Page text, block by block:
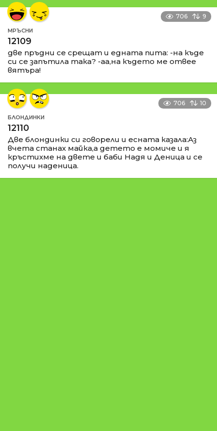
706 9
МРЪСНИ
12109
две пръдни се срещат и едната пита: -на къде
си се запътила така? -аа,на където ме отвее
вятъра!
706 10
БЛОНДИНКИ
12110
Две блондинки си говорели и есната казала:Аз
вчета станах майка,а детето е момиче и я
кръстихме на двете и баби Надя и Деница и се
получи наденица.